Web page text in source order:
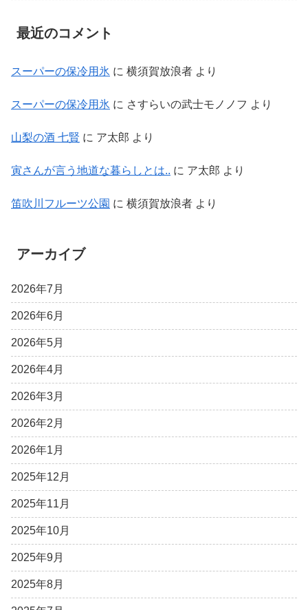
最近のコメント
スーパーの保冷用氷 に 横須賀放浪者 より
スーパーの保冷用氷 に さすらいの武士モノノフ より
山梨の酒 七賢 に ア太郎 より
寅さんが言う地道な暮らしとは.. に ア太郎 より
笛吹川フルーツ公園 に 横須賀放浪者 より
アーカイブ
2026年7月
2026年6月
2026年5月
2026年4月
2026年3月
2026年2月
2026年1月
2025年12月
2025年11月
2025年10月
2025年9月
2025年8月